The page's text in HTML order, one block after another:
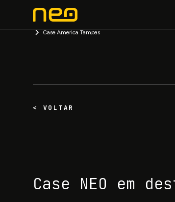
Case America Tampas
< VOLTAR
Case NEO em